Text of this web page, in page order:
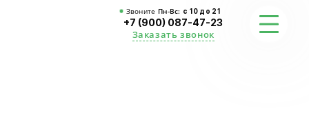
Звоните Пн-Вс: с 10 до 21
+7 (900) 087-47-23
Заказать звонок